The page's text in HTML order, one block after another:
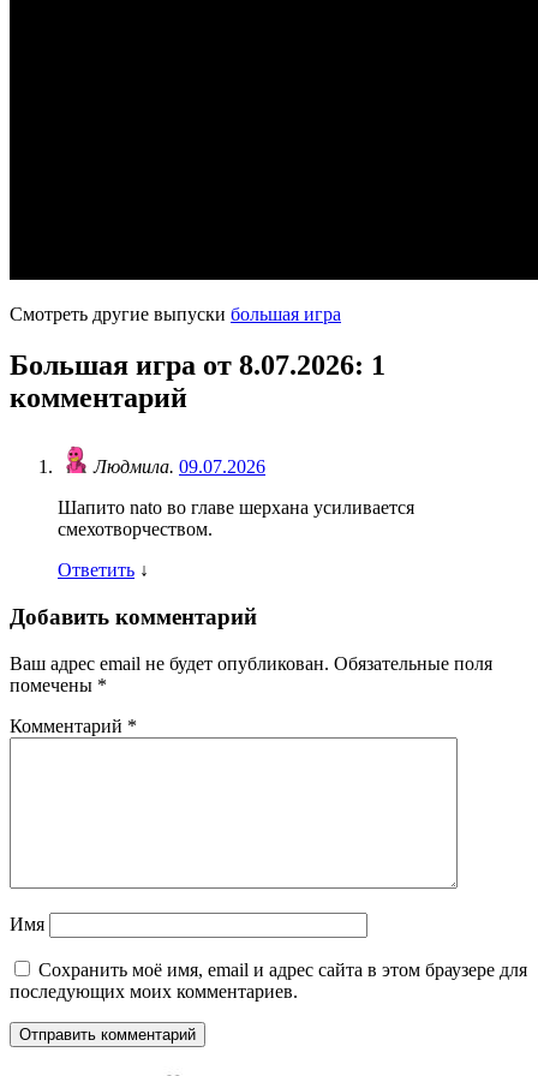
Смотреть другие выпуски большая игра
Большая игра от 8.07.2026: 1
комментарий
Людмила. 09.07.2026
Шапито nato во главе шерхана усиливается
смехотворчеством.
Ответить ↓
Добавить комментарий
Ваш адрес email не будет опубликован. Обязательные поля
помечены *
Комментарий *
Имя
Сохранить моё имя, email и адрес сайта в этом браузере для
последующих моих комментариев.